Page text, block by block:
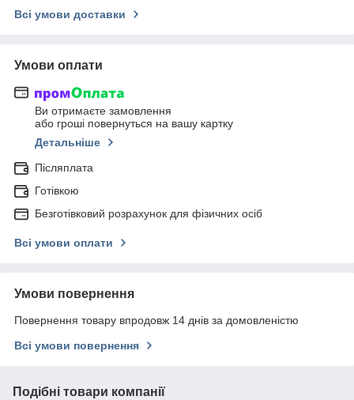
Всі умови доставки
Умови оплати
Ви отримаєте замовлення
або гроші повернуться на вашу картку
Детальніше
Післяплата
Готівкою
Безготівковий розрахунок для фізичних осіб
Всі умови оплати
Умови повернення
Повернення товару впродовж 14 днів за домовленістю
Всі умови повернення
Подібні товари компанії